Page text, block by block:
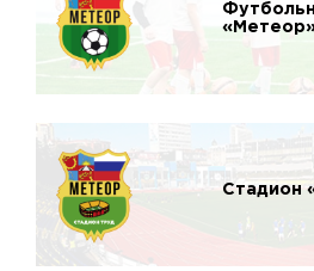
Стадион